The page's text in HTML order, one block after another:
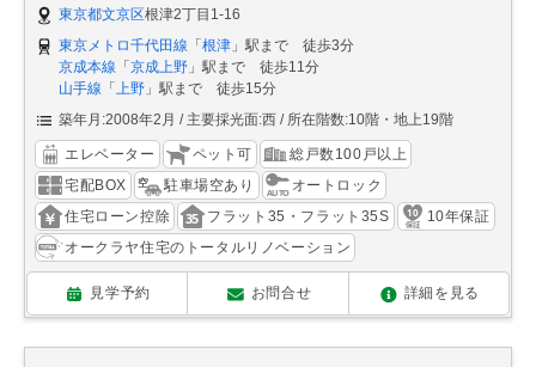
東京都文京区根津2丁目1-16
東京メトロ千代田線 「根津 」駅まで 徒歩3分
京成本線 「京成上野 」駅まで 徒歩11分
山手線 「 上野 」駅まで 徒歩15分
築年月:2008年2月
主要採光面:西 所在階数:10階・地上19階
エレベーター ペット可
総戸数100戸以上
宅配BOX
駐車場空あり
オートロック
住宅ローン控除
フラット35・フラット35S
10年保証
オークラヤ住宅のトータルリノベーション
見学予約 お問合せ 詳細を見る